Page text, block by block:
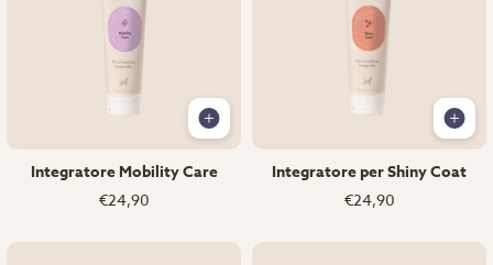
Integratore Mobility Care
€24,90
Integratore per Shiny Coat
€24,90